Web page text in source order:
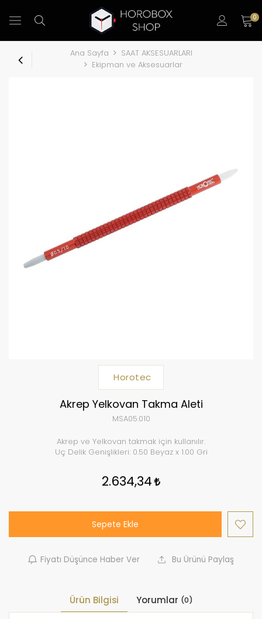
0
Ana Sayfa
SAAT AKSESUARLARI
Ekipman ve Aksesuarlar
Horotec
Akrep Yelkovan Takma Aleti
MSA05.010
Akrep ve Yelkovan takmak için kullanılır.
Uç Delik Genişlikleri: 0.50 Beyaz x 1.00 Gri
2.634,34
Sepete Ekle
Fiyatı Düşünce Haber Ver Bu Ürünü Paylaş
Ürün Bilgisi Yorumlar (0)